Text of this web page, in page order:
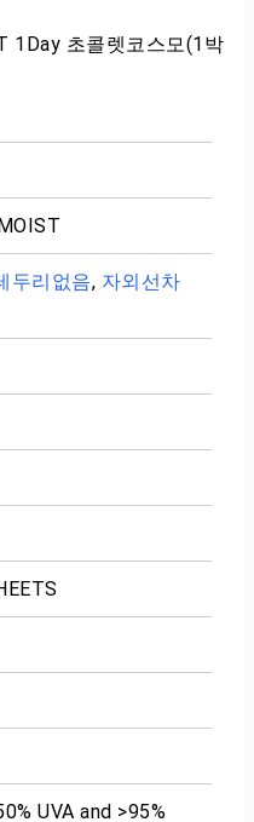
1Day 초콜렛코스모(1박
두리없음, 자외선차
UVA and >95%